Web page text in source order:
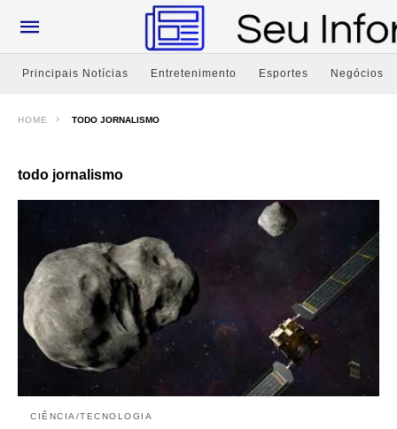
Principais Notícias Entretenimento Esportes Negócios
HOME TODO JORNALISMO
todo jornalismo
CIÊNCIA/TECNOLOGIA